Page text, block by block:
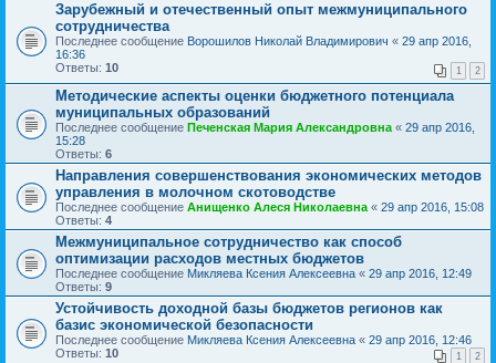
Зарубежный и отечественный опыт межмуниципального
сотрудничества
Последнее сообщение Ворошилов Николай Владимирович « 29 апр 2016,
16:36
Ответы: 10 1 2
Методические аспекты оценки бюджетного потенциала
муниципальных образований
Последнее сообщение Печенская Мария Александровна « 29 апр 2016,
15:28
Ответы: 6
Направления совершенствования экономических методов
управления в молочном скотоводстве
Последнее сообщение Анищенко Алеся Николаевна « 29 апр 2016, 15:08
Ответы: 4
Межмуниципальное сотрудничество как способ
оптимизации расходов местных бюджетов
Последнее сообщение Микляева Ксения Алексеевна « 29 апр 2016, 12:49
Ответы: 9
Устойчивость доходной базы бюджетов регионов как
базис экономической безопасности
Последнее сообщение Микляева Ксения Алексеевна « 29 апр 2016, 12:46
Ответы: 10 1 2